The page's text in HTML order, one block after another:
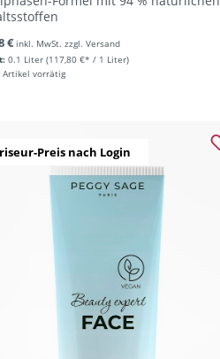
0.1 Liter (117,80 €* / 1 Liter)
€ inkl. MwSt. zzgl. Versand
Artikel vorrätig
Preis nach Login